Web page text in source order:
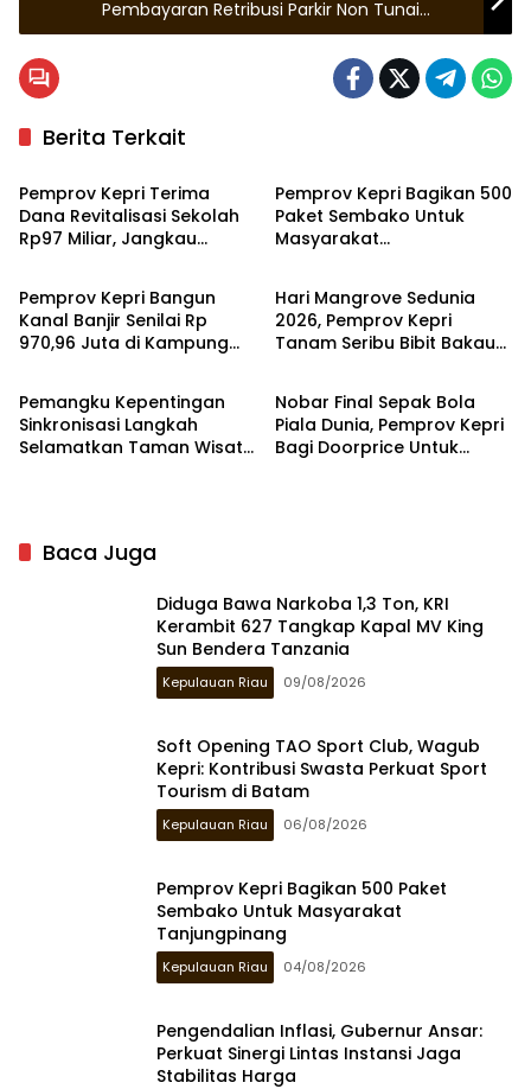
Pembayaran Retribusi Parkir Non Tunai
Melalui QRIS
Berita Terkait
Natuna
Pemprov Kepri Terima
Dana Revitalisasi Sekolah
Rp97 Miliar, Jangkau
Pemprov Kepri Bagikan 500
Paket Sembako Untuk
Masyarakat
Kepulauan Riau
Pemprov Kepri Bangun
Kanal Banjir Senilai Rp
970,96 Juta di Kampung
Kepulauan Riau
Hari Mangrove Sedunia
2026, Pemprov Kepri
Tanam Seribu Bibit Bakau
Kepulauan Riau
Pemangku Kepentingan
Sinkronisasi Langkah
Selamatkan Taman Wisata
Kepulauan Riau
Nobar Final Sepak Bola
Piala Dunia, Pemprov Kepri
Bagi Doorprice Untuk
Baca Juga
Diduga Bawa Narkoba 1,3 Ton, KRI
Kerambit 627 Tangkap Kapal MV King
Sun Bendera Tanzania
Kepulauan Riau 09/08/2026
Soft Opening TAO Sport Club, Wagub
Kepri: Kontribusi Swasta Perkuat Sport
Tourism di Batam
Kepulauan Riau 06/08/2026
Pemprov Kepri Bagikan 500 Paket
Sembako Untuk Masyarakat
Tanjungpinang
Kepulauan Riau 04/08/2026
Pengendalian Inflasi, Gubernur Ansar:
Perkuat Sinergi Lintas Instansi Jaga
Stabilitas Harga